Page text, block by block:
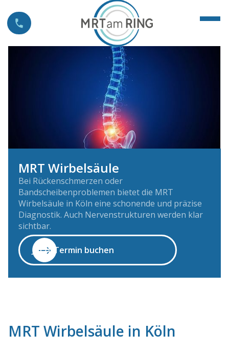
MRT Wirbelsäule
Bei Rückenschmerzen oder
Bandscheibenproblemen bietet die MRT
Wirbelsäule in Köln eine schonende und präzise
Diagnostik. Auch Nervenstrukturen werden klar
sichtbar.
Jetzt Termin buchen
MRT Wirbelsäule in Köln